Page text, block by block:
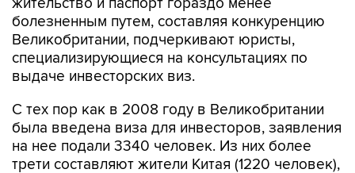
болезненным путем, составляя конкуренцию
Великобритании, подчеркивают юристы,
специализирующиеся на консультациях по
выдаче инвесторских виз.
С тех пор как в 2008 году в Великобритании
была введена виза для инвесторов, заявления
на нее подали 3340 человек. Из них более
трети составляют жители Китая (1220 человек),